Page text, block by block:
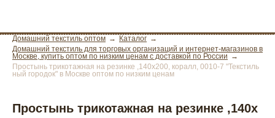
Домашний текстиль оптом
Каталог
Домашний текстиль для торговых организаций и интернет-магазинов в
Москве, купить оптом по низким ценам с доставкой по России
Простынь трикотажная на резинке ,140х200, коралл, 0010-7 "Текстиль
ный городок" в Москве оптом по низким ценам
Простынь трикотажная на резинке ,140х